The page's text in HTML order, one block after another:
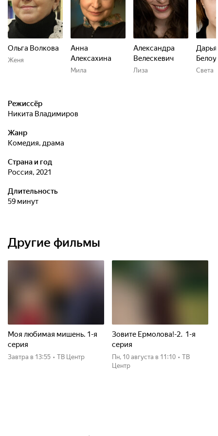
Ольга Волкова
Женя
Анна
Алексахина
Мила
Александра
Велескевич
Лиза
Дарья
Света
Режиссёр
Никита Владимиров
Жанр
комедия, драма
Страна и год
Россия, 2021
Длительность
59 минут
Другие фильмы
Моя любимая мишень. 1-я
серия
Завтра в 13:55 • ТВ Центр
Зовите Ермолова!-2. 1-я
серия
пн, 10 августа в 11:10 • ТВ
Центр